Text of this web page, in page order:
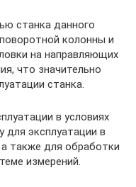
станка данного
колонны и
на направляющих
что значительно
станка.
в условиях
для эксплуатации в
а также для обработки
измерений.